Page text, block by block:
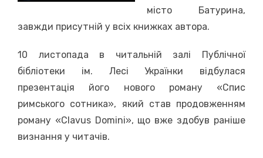
місто Батурина,
завжди присутній у всіх книжках автора.
10 листопада в читальній залі Публічної
бібліотеки ім. Лесі Українки відбулася
презентація його нового роману «Спис
римського сотника», який став продовженням
роману «Clavus Domini», що вже здобув раніше
визнання у читачів.